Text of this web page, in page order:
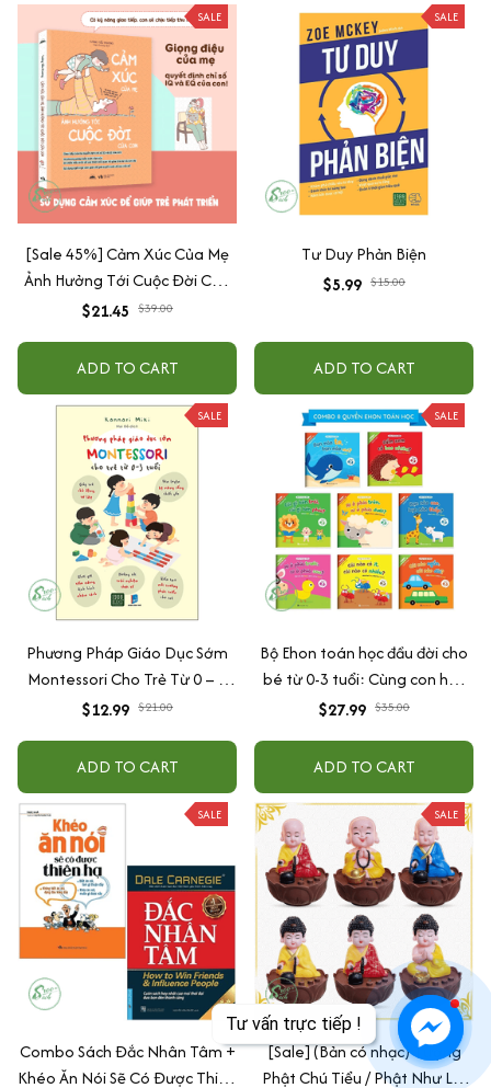
SALE
[Sale 45%] Cảm Xúc Của Mẹ
Ảnh Hưởng Tới Cuộc Đời Của
Con
$21.45 $39.00
ADD TO CART
SALE
Tư Duy Phản Biện
$5.99 $15.00
ADD TO CART
SALE
Phương Pháp Giáo Dục Sớm
Montessori Cho Trẻ Từ 0 – 3
Tuổi
$12.99 $21.00
ADD TO CART
SALE
Bộ Ehon toán học đầu đời cho
bé từ 0-3 tuổi: Cùng con học
toán (song ngữ Việt Anh)
$27.99 $35.00
ADD TO CART
SALE
Combo Sách Đắc Nhân Tâm +
Khéo Ăn Nói Sẽ Có Được Thiên
SALE
[Sale] (Bản có nhạc) Tượng
Phật Chú Tiểu / Phật Như Lai